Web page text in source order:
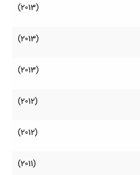
(2013)
(2013)
(2013)
(2012)
(2012)
(2011)